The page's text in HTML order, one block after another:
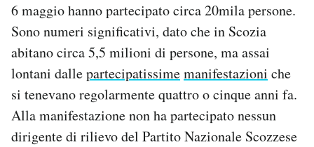
6 maggio hanno partecipato circa 20mila persone.
Sono numeri significativi, dato che in Scozia
abitano circa 5,5 milioni di persone, ma assai
lontani dallepartecipatissimemanifestazioni che
si tenevano regolarmente quattro o cinque anni fa.
Alla manifestazione non ha partecipato nessun
dirigente di rilievo del Partito Nazionale Scozzese